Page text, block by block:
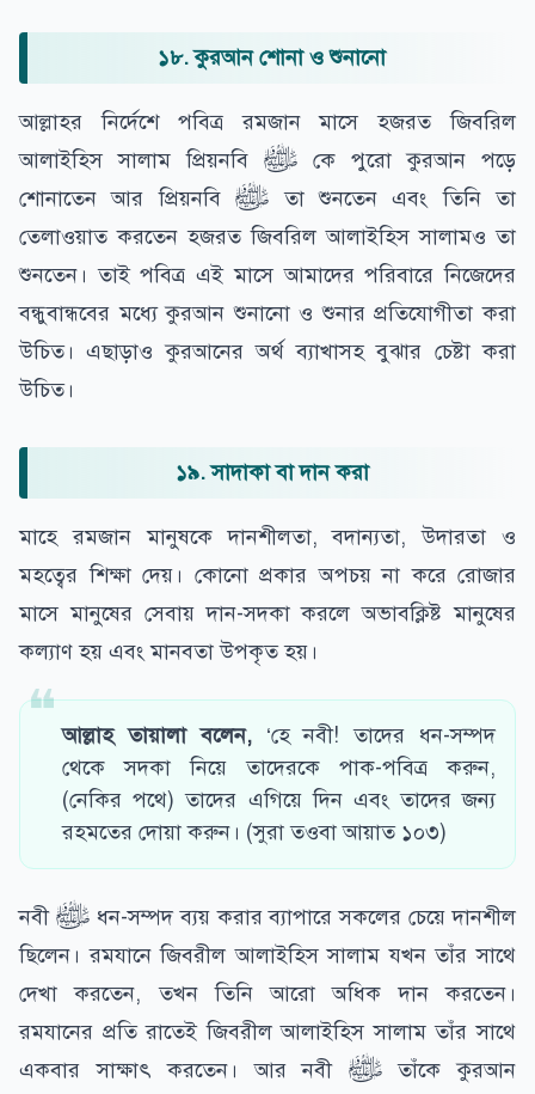
১৮. কুরআন শোনা ও শুনানো
আল্লাহর নির্দেশে পবিত্র রমজান মাসে হজরত জিবরিল
আলাইহিস সালাম প্রিয়নবি ﷺ কে পুরো কুরআন পড়ে
শোনাতেন আর প্রিয়নবি ﷺ তা শুনতেন এবং তিনি তা
তেলাওয়াত করতেন হজরত জিবরিল আলাইহিস সালামও তা
শুনতেন। তাই পবিত্র এই মাসে আমাদের পরিবারে নিজেদের
বন্ধুবান্ধবের মধ্যে কুরআন শুনানো ও শুনার প্রতিযোগীতা করা
উচিত। এছাড়াও কুরআনের অর্থ ব্যাখাসহ বুঝার চেষ্টা করা
উচিত।
১৯. সাদাকা বা দান করা
মাহে রমজান মানুষকে দানশীলতা, বদান্যতা, উদারতা ও
মহত্বের শিক্ষা দেয়। কোনো প্রকার অপচয় না করে রোজার
মাসে মানুষের সেবায় দান-সদকা করলে অভাবক্লিষ্ট মানুষের
কল্যাণ হয় এবং মানবতা উপকৃত হয়।
আল্লাহ তায়ালা বলেন,‘হে নবী! তাদের ধন-সম্পদ
থেকে সদকা নিয়ে তাদেরকে পাক-পবিত্র করুন,
(নেকির পথে) তাদের এগিয়ে দিন এবং তাদের জন্য
রহমতের দোয়া করুন। (সুরা তওবা আয়াত ১০৩)
নবী ﷺ ধন-সম্পদ ব্যয় করার ব্যাপারে সকলের চেয়ে দানশীল
ছিলেন। রমযানে জিবরীল আলাইহিস সালাম যখন তাঁর সাথে
দেখা করতেন, তখন তিনি আরো অধিক দান করতেন।
রমযানের প্রতি রাতেই জিবরীল আলাইহিস সালাম তাঁর সাথে
একবার সাক্ষাৎ করতেন। আর নবী ﷺ তাঁকে কুরআন